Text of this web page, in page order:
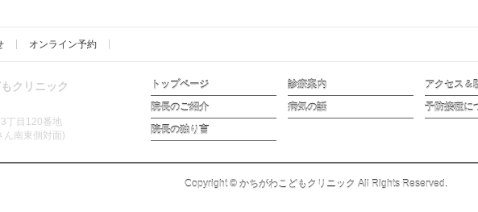
オンライン予約
クリニック
丁目120番地
ん南東側対面)
トップページ 診療案内 アクセス＆
院長のご紹介
病気の話 予防接種に
院長の独り言
Copyright © かちがわこどもクリニック All Rights Reserved.